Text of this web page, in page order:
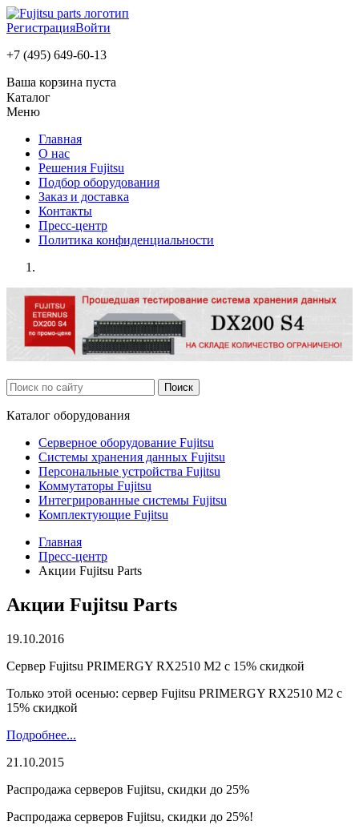
РегистрацияВойти
+7 (495) 649-60-13
Ваша корзина пуста
Каталог
Меню
Главная
О нас
Решения Fujitsu
Подбор оборудования
Заказ и доставка
Контакты
Пресс-центр
Политика конфиденциальности
Каталог оборудования
Серверное оборудование Fujitsu
Системы хранения данных Fujitsu
Персональные устройства Fujitsu
Коммутаторы Fujitsu
Интегрированные системы Fujitsu
Комплектующие Fujitsu
Главная
Пресс-центр
Акции Fujitsu Parts
Акции Fujitsu Parts
19.10.2016
Cервер Fujitsu PRIMERGY RX2510 M2 с 15% скидкой
Только этой осенью: сервер Fujitsu PRIMERGY RX2510 M2 с
15% скидкой
Подробнее...
21.10.2015
Распродажа серверов Fujitsu, скидки до 25%
Распродажа серверов Fujitsu, скидки до 25%!